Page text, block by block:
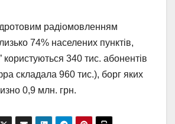
радіомовленням
74% населених пунктів,
користуються 340 тис. абонентів
складала 960 тис.), борг яких
0,9 млн. грн.